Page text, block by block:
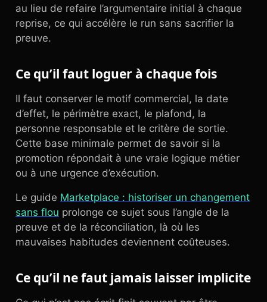
au lieu de refaire l’argumentaire initial à chaque
reprise, ce qui accélère le run sans sacrifier la
preuve.
Ce qu’il faut loguer à chaque fois
Il faut conserver le motif commercial, la date
d’effet, le périmètre exact, le plafond, la
personne responsable et le critère de sortie.
Cette base minimale permet de savoir si la
promotion répondait à une vraie logique métier
ou à une urgence d’exécution.
Le guide Marketplace : historiser un changement
sans flou prolonge ce sujet sous l’angle de la
preuve et de la réconciliation, là où les
mauvaises habitudes deviennent coûteuses.
Ce qu’il ne faut jamais laisser implicite